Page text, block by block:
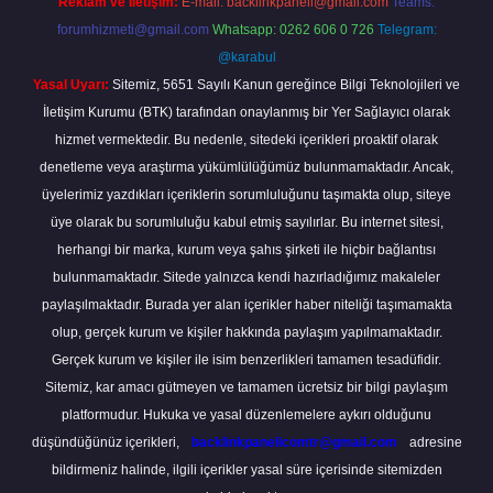
forumhizmeti@gmail.com Whatsapp: 0262 606 0 726 Telegram:
@karabul
Yasal Uyarı: Sitemiz, 5651 Sayılı Kanun gereğince Bilgi Teknolojileri ve
İletişim Kurumu (BTK) tarafından onaylanmış bir Yer Sağlayıcı olarak
hizmet vermektedir. Bu nedenle, sitedeki içerikleri proaktif olarak
denetleme veya araştırma yükümlülüğümüz bulunmamaktadır. Ancak,
üyelerimiz yazdıkları içeriklerin sorumluluğunu taşımakta olup, siteye
üye olarak bu sorumluluğu kabul etmiş sayılırlar. Bu internet sitesi,
herhangi bir marka, kurum veya şahıs şirketi ile hiçbir bağlantısı
bulunmamaktadır. Sitede yalnızca kendi hazırladığımız makaleler
paylaşılmaktadır. Burada yer alan içerikler haber niteliği taşımamakta
olup, gerçek kurum ve kişiler hakkında paylaşım yapılmamaktadır.
Gerçek kurum ve kişiler ile isim benzerlikleri tamamen tesadüfidir.
Sitemiz, kar amacı gütmeyen ve tamamen ücretsiz bir bilgi paylaşım
platformudur. Hukuka ve yasal düzenlemelere aykırı olduğunu
düşündüğünüz içerikleri,
backlinkpanelicomtr@gmail.com
adresine
bildirmeniz halinde, ilgili içerikler yasal süre içerisinde sitemizden